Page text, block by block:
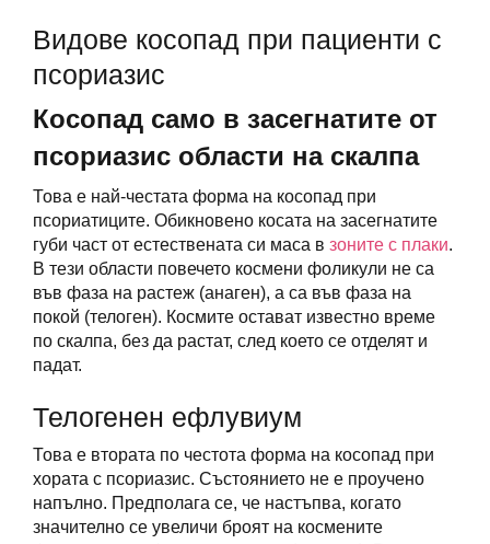
Видове косопад при пациенти с
псориазис
Косопад само в засегнатите от
псориазис области на скалпа
Това е най-честата форма на косопад при
псориатиците. Обикновено косата на засегнатите
губи част от естествената си маса в зоните с плаки.
В тези области повечето космени фоликули не са
във фаза на растеж (анаген), а са във фаза на
покой (телоген). Космите остават известно време
по скалпа, без да растат, след което се отделят и
падат.
Телогенен ефлувиум
Това е втората по честота форма на косопад при
хората с псориазис. Състоянието не е проучено
напълно. Предполага се, че настъпва, когато
значително се увеличи броят на космените